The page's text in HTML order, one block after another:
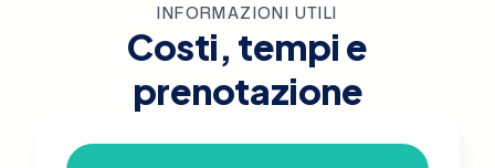
INFORMAZIONI UTILI
Costi, tempi e
prenotazione